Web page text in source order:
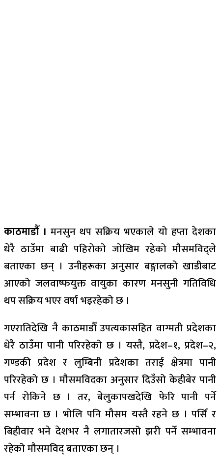
काठमाडौँ । मनसुन थप सक्रिय भएकाले यो हप्ता देशका
धेरै ठाउँमा बाढी पहिरोको जोखिम रहेको मौसमविद्ले
बताएका छन् । उनीहरूका अनुसार बङ्गालको खाडीबाट
आएको जलवाष्फयुक्त वायुका कारण मनसुनी गतिविधि
थप सक्रिय भएर वर्षा भइरहेको छ ।
गएरातिदेखि नै काठमाडौँ उपत्यकासहित वाग्मती प्रदेशका
धेरै ठाउँमा पानी परिरहेको छ । यस्तै, प्रदेश–१, प्रदेश–२,
गण्डकी प्रदेश र लुम्बिनी प्रदेशका तराई क्षेत्रमा पानी
परिरहेको छ । मौसमविदका अनुसार दिउँसो केहीबेर पानी
पर्न रोकिने छ । तर, बेलुकापखदेखि फेरि पानी पर्ने
सम्भावना छ । भोलि पनि मौसम यस्तै रहने छ । पर्सि र
बिहीवार भने देशभर नै लगातारजसो झरी पर्ने सम्भावना
रहेको मौसमविद् बताएका छन् ।